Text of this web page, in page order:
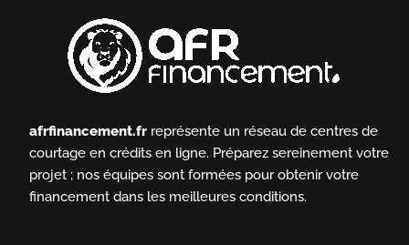
afrfinancement.fr représente un réseau de centres de
courtage en crédits en ligne. Préparez sereinement votre
projet ; nos équipes sont formées pour obtenir votre
financement dans les meilleures conditions.